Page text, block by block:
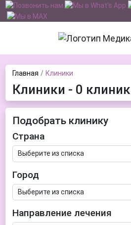
Главная Клиники
Клиники - 0 клиник
Подобрать клинику
Страна
Город
Направление лечения